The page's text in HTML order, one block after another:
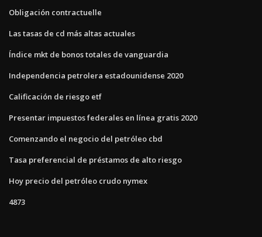
Obligación contractuelle
Las tasas de cd más altas actuales
Índice mkt de bonos totales de vanguardia
Independencia petrolera estadounidense 2020
Calificación de riesgo etf
Presentar impuestos federales en línea gratis 2020
Comenzando el negocio del petróleo cbd
Tasa preferencial de préstamos de alto riesgo
Hoy precio del petróleo crudo nymex
4873